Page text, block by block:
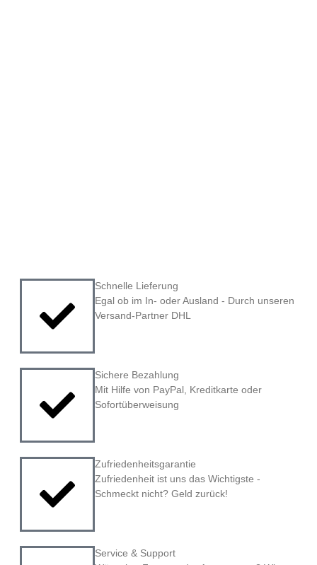
Schnelle Lieferung
Egal ob im In- oder Ausland - Durch unseren
Versand-Partner DHL
Sichere Bezahlung
Mit Hilfe von PayPal, Kreditkarte oder
Sofortüberweisung
Zufriedenheitsgarantie
Zufriedenheit ist uns das Wichtigste -
Schmeckt nicht? Geld zurück!
Service & Support